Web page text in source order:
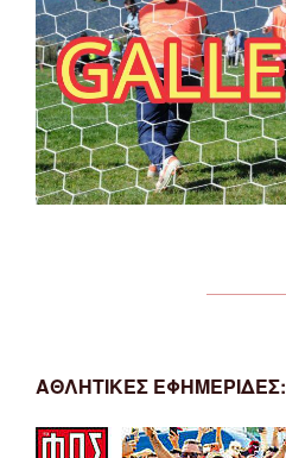
ΑΘΛΗΤΙΚΕΣ ΕΦΗΜΕΡΙΔΕΣ: